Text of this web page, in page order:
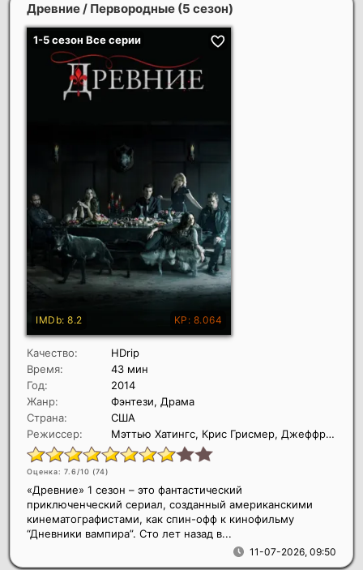
Древние / Первородные (5 сезон)
Качество:
HDrip
Время:
43 мин
Год:
2014
Жанр:
Фэнтези, Драма
Страна:
США
Режиссер:
Мэттью Хатингс, Крис Грисмер, Джеффри Дж. Хант
Оценка: 7.6/10 (74)
11-07-2026, 09:50
«Древние» 1 сезон – это фантастический
приключенческий сериал, созданный американскими
кинематографистами, как спин-офф к кинофильму
“Дневники вампира”. Сто лет назад в...